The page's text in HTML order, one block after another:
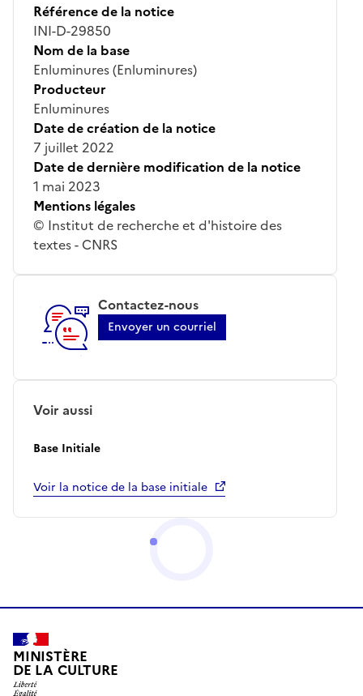
Référence de la notice
INI-D-29850
Nom de la base
Enluminures (Enluminures)
Producteur
Enluminures
Date de création de la notice
7 juillet 2022
Date de dernière modification de la notice
1 mai 2023
Mentions légales
© Institut de recherche et d'histoire des
textes - CNRS
Contactez-nous
Envoyer un courriel
Voir aussi
Base Initiale
Voir la notice de la base initiale
MINISTÈRE
DE LA CULTURE